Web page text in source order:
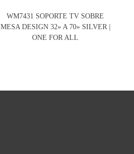
WM7431 SOPORTE TV SOBRE
MESA DESIGN 32» A 70» SILVER |
ONE FOR ALL